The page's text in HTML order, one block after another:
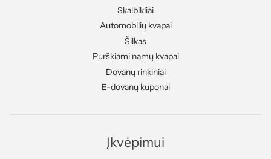
Skalbikliai
Automobilių kvapai
Šilkas
Purškiami namų kvapai
Dovanų rinkiniai
E-dovanų kuponai
Įkvėpimui